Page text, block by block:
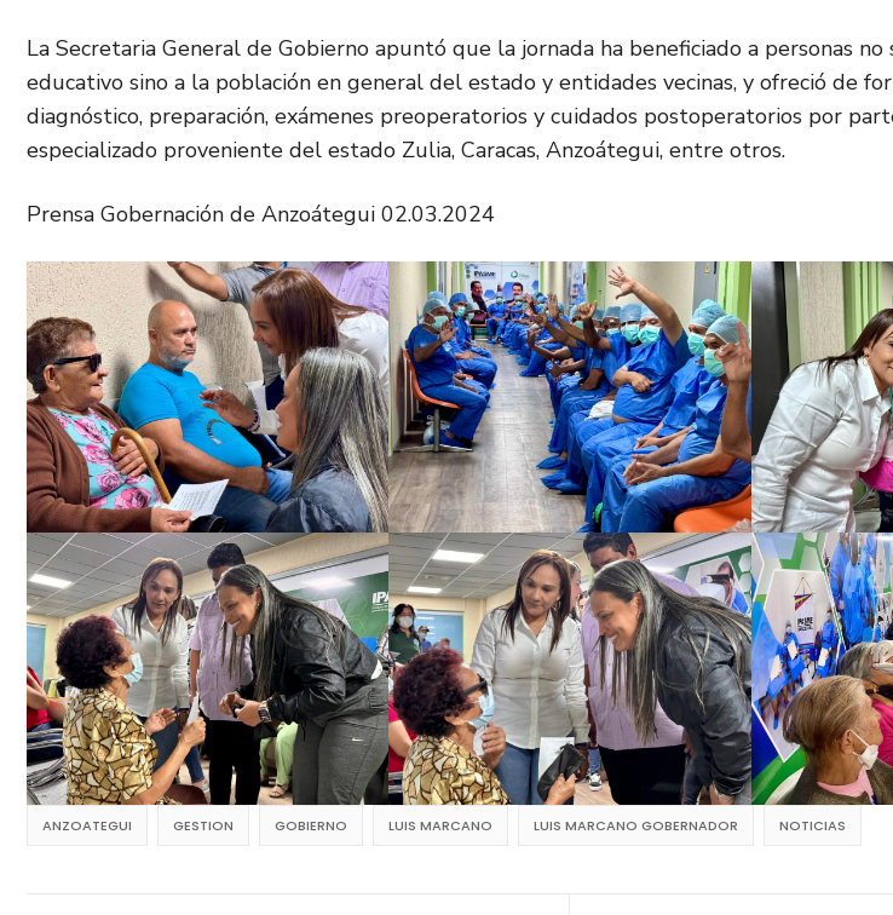
La Secretaria General de Gobierno apuntó que la jornada ha beneficiado a personas
educativo sino a la población en general del estado y entidades vecinas, y ofreció de
diagnóstico, preparación, exámenes preoperatorios y cuidados postoperatorios por
especializado proveniente del estado Zulia, Caracas, Anzoátegui, entre otros.
Prensa Gobernación de Anzoátegui 02.03.2024
ANZOATEGUI GESTION GOBIERNO LUIS MARCANO LUIS MARCANO GOBERNADOR NOTICIAS